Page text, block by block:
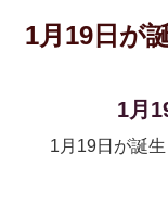
1月19日が
1月
1月19日が誕